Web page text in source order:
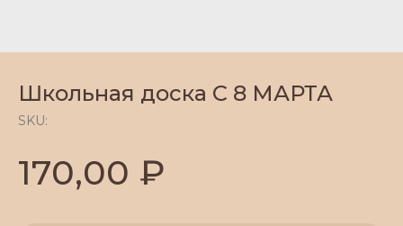
Школьная доска С 8 МАРТА
SKU:
170,00 ₽